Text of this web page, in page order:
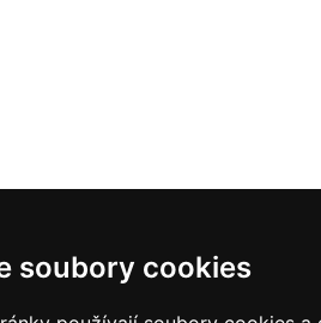
soubory cookies